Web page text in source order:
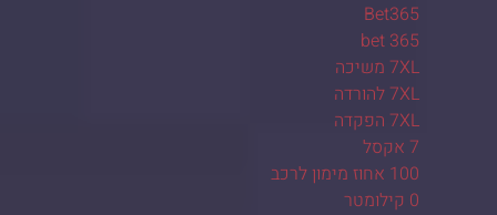
Bet365
bet 365
7XL משיכה
7XL להורדה
7XL הפקדה
7 אקסל
100 אחוז מימון לרכב
0 קילומטר